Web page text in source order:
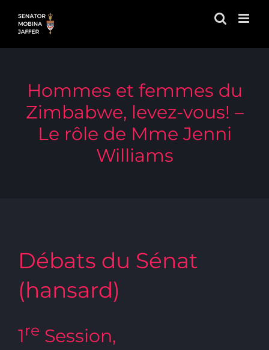
Hommes et femmes du
Zimbabwe, levez-vous! –
Le rôle de Mme Jenni
Williams
Débats du Sénat
(hansard)
1re Session,